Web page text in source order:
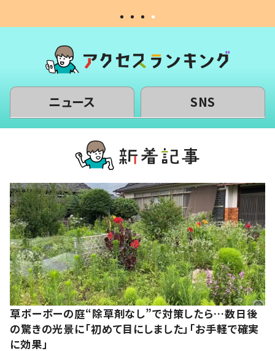
ニュース SNS
草ボーボーの庭“除草剤なし”で対策したら…数日後
の驚きの光景に「初めて目にしました」「お手軽で確実
に効果」